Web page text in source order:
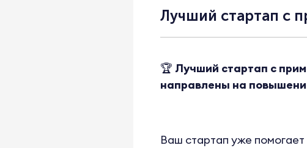
Лучший стартап с
🏆 Лучший стартап с
направлены на
Ваш стартап уже